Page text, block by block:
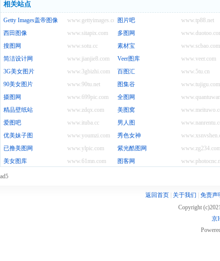
相关站点
www.gettyimages.com
Getty Images盖帝图像 www.tp88.net
图片吧
www.sitapix.com
西田图像
多图网
www.sotu.cc
搜图网 www.scbao.com
素材宝
www.jianjie8.com
简洁设计网 www.veer.com
Veer图库
www.3gbizhi.com
3G美女图片 www.5tu.cn
百图汇
www.90tu.net
90美女图片 www.tujigu.com
图集谷
www.699pic.com
摄图网
全图网
www.zdqx.com
精品壁纸站
美图窝
www.ituba.cc
爱图吧
男人图
www.youmzi.com
优美妹子图
秀色女神
www.ylpic.com
已撸美图网
紫光酷图网
www.61mn.com
美女图库 图客网
ad5
返回首页| 关于我们
免责声
Copyright
京